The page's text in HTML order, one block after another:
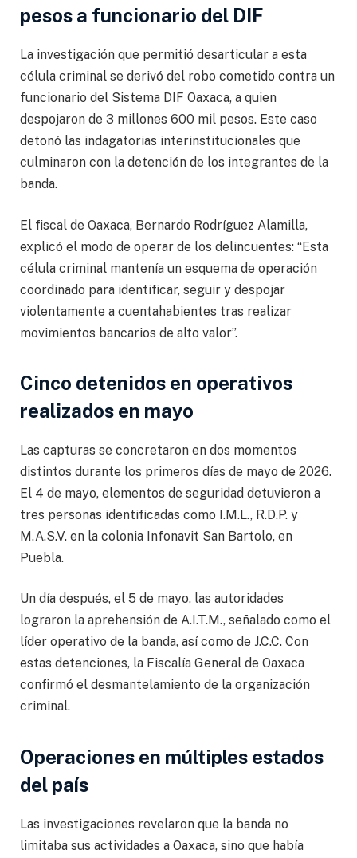
pesos a funcionario del DIF
La investigación que permitió desarticular a esta
célula criminal se derivó del robo cometido contra un
funcionario del Sistema DIF Oaxaca, a quien
despojaron de 3 millones 600 mil pesos. Este caso
detonó las indagatorias interinstitucionales que
culminaron con la detención de los integrantes de la
banda.
El fiscal de Oaxaca, Bernardo Rodríguez Alamilla,
explicó el modo de operar de los delincuentes: “Esta
célula criminal mantenía un esquema de operación
coordinado para identificar, seguir y despojar
violentamente a cuentahabientes tras realizar
movimientos bancarios de alto valor”.
Cinco detenidos en operativos
realizados en mayo
Las capturas se concretaron en dos momentos
distintos durante los primeros días de mayo de 2026.
El 4 de mayo, elementos de seguridad detuvieron a
tres personas identificadas como I.M.L., R.D.P. y
M.A.S.V. en la colonia Infonavit San Bartolo, en
Puebla.
Un día después, el 5 de mayo, las autoridades
lograron la aprehensión de A.I.T.M., señalado como el
líder operativo de la banda, así como de J.C.C. Con
estas detenciones, la Fiscalía General de Oaxaca
confirmó el desmantelamiento de la organización
criminal.
Operaciones en múltiples estados
del país
Las investigaciones revelaron que la banda no
limitaba sus actividades a Oaxaca, sino que había